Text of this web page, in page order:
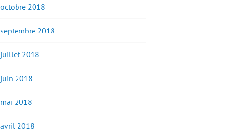
octobre 2018
septembre 2018
juillet 2018
juin 2018
mai 2018
avril 2018